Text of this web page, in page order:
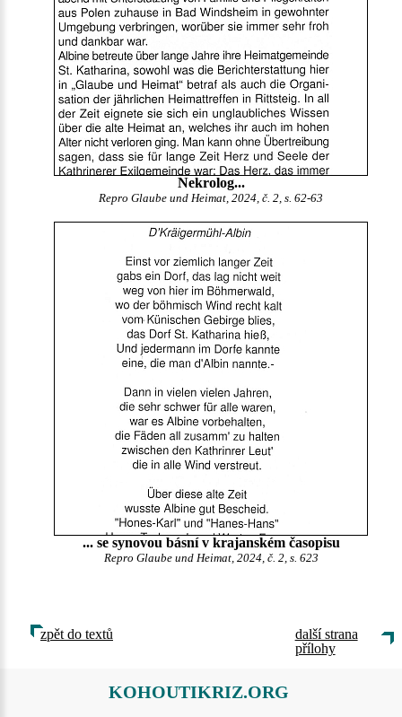
Nekrolog...
Repro Glaube und Heimat, 2024, č. 2, s. 62-63
... se synovou básní v krajanském časopisu
Repro Glaube und Heimat, 2024, č. 2, s. 623
zpět do textů
další strana
přílohy
KOHOUTIKRIZ.ORG